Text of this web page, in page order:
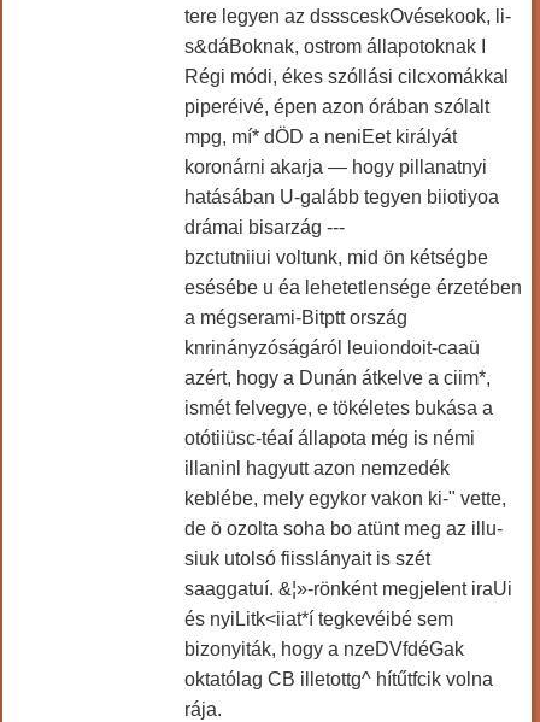
tere legyen az dsssceskOvésekook, li-
s&dáBoknak, ostrom állapotoknak I
Régi módi, ékes szóllási cilcxomákkal
piperéivé, épen azon órában szólalt
mpg, mí* dÖD a neniEet királyát
koronárni akarja — hogy pillanatnyi
hatásában U-galább tegyen biiotiyoa
drámai bisarzág ---
bzctutniiui voltunk, mid ön kétségbe
esésébe u éa lehetetlensége érzetében
a mégserami-Bitptt ország
knrinányzóságáról leuiondoit-caaü
azért, hogy a Dunán átkelve a ciim*,
ismét felvegye, e tökéletes bukása a
otótiiüsc-téaí állapota még is némi
illaninl hagyutt azon nemzedék
keblébe, mely egykor vakon ki-" vette,
de ö ozolta soha bo atünt meg az illu-
siuk utolsó fiisslányait is szét
saaggatuí. &¦»-rönként megjelent iraUi
és nyiLitk<iiat*í tegkevéibé sem
bizonyiták, hogy a nzeDVfdéGak
oktatólag CB illetottg^ hítűtfcik volna
rája.